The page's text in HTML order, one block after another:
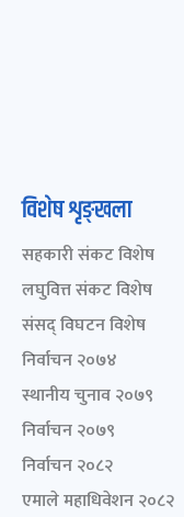
विशेष शृङ्खला
सहकारी संकट विशेष
लघुवित्त संकट विशेष
संसद् विघटन विशेष
निर्वाचन २०७४
स्थानीय चुनाव २०७९
निर्वाचन २०७९
निर्वाचन २०८२
एमाले महाधिवेशन २०८२